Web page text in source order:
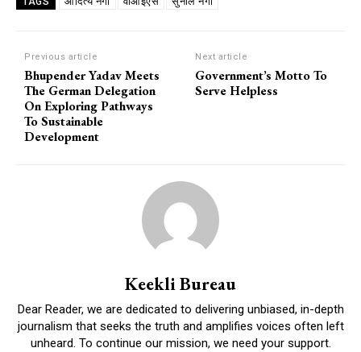
Previous article
Bhupender Yadav Meets
The German Delegation
On Exploring Pathways
To Sustainable
Development
Next article
Government’s Motto To
Serve Helpless
Keekli Bureau
Dear Reader, we are dedicated to delivering unbiased, in-depth
journalism that seeks the truth and amplifies voices often left
unheard. To continue our mission, we need your support.